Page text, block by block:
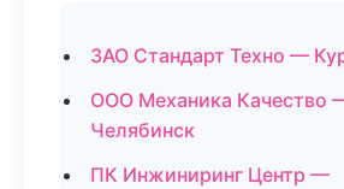
ЗАО Стандарт Техно —
ООО Механика Качество
Челябинск
ПК Инжиниринг Центр —